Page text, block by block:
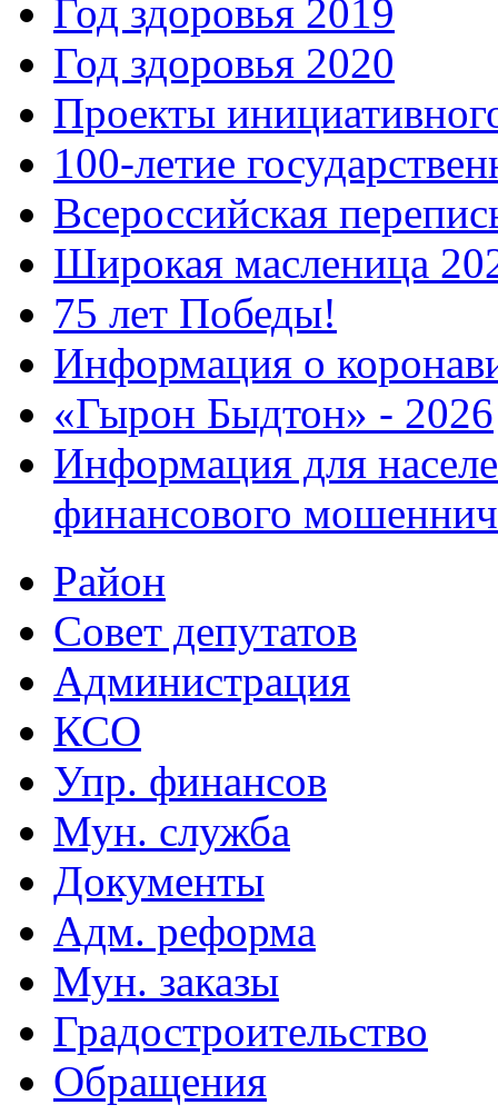
Год здоровья 2019
Год здоровья 2020
Проекты
100-летие
Всероссийская
Широкая масленица
75 лет Победы!
Информация о
«Гырон Быдтон» - 2026
Информация для
финансового
Район
Совет депутатов
Администрация
КСО
Упр. финансов
Мун. служба
Документы
Адм. реформа
Мун. заказы
Градостроительство
Обращения